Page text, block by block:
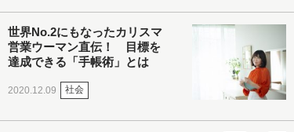
世界No.2にもなったカリスマ
営業ウーマン直伝！ 目標を
達成できる「手帳術」とは
2020.12.09 社会